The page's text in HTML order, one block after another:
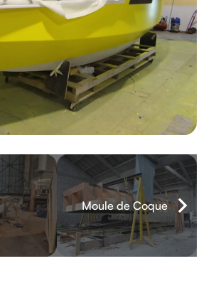
Moule de Coque